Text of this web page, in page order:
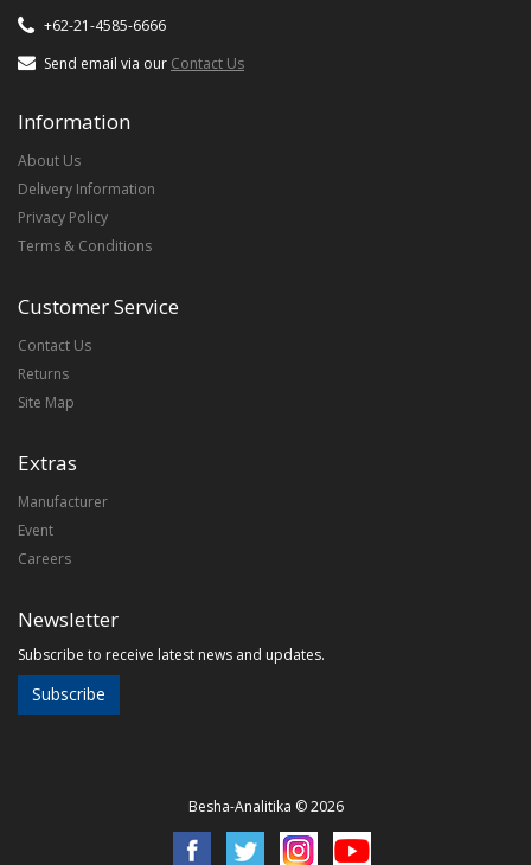
+62-21-4585-6666
Send email via our Contact Us
Information
About Us
Delivery Information
Privacy Policy
Terms & Conditions
Customer Service
Contact Us
Returns
Site Map
Extras
Manufacturer
Event
Careers
Newsletter
Subscribe to receive latest news and updates.
Subscribe
Besha-Analitika © 2026